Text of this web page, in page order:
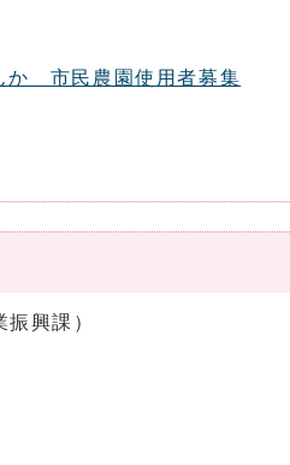
か 市民農園使用者募集
興課）